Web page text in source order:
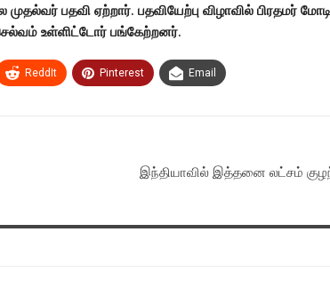
பதவி ஏற்றார். பதவியேற்பு விழாவில் பிரதமர்
உள்ளிட்டோர் பங்கேற்றனர்.
ReddIt Pinterest Email
இந்தியாவில் இத்தனை லட்சம்